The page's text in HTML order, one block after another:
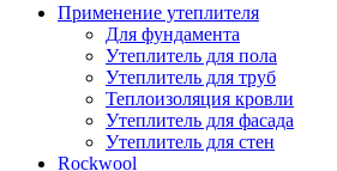
Применение утеплителя
Для фундамента
Утеплитель для пола
Утеплитель для труб
Теплоизоляция кровли
Утеплитель для фасада
Утеплитель для стен
Rockwool